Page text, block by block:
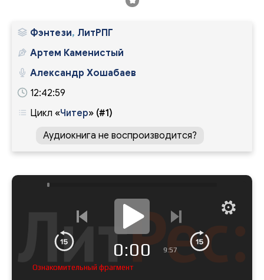
Фэнтези, ЛитРПГ
Артем Каменистый
Александр Хошабаев
12:42:59
Цикл «Читер» (#1)
Аудиокнига не воспроизводится?
0:00 9:57
Ознакомительный фрагмент